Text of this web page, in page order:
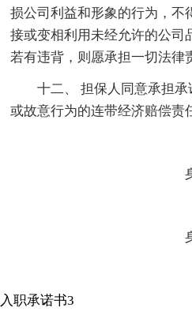
损公司利益和形象的行为，不
接或变相利用未经允许的公司
若有违背，则愿承担一切法律
十二、 担保人同意承担
或故意行为的连带经济赔偿责
身
身
入职承诺书3